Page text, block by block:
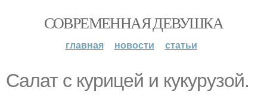
СОВРЕМЕННАЯ ДЕВУШКА
главная новости статьи
Салат с курицей и кукурузой.